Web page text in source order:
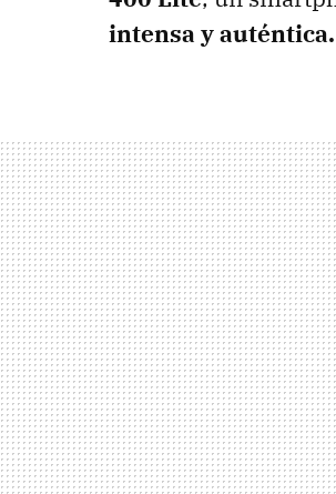
intensa y auténtica.